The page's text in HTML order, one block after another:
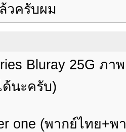
วครับผม
Bluray 25G ภ
นะครับ)
one (พากย์ไทย+